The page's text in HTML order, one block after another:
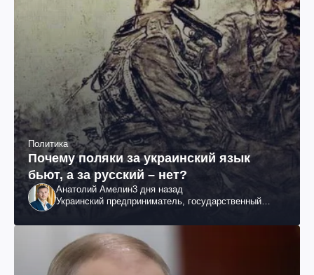
Политика
Почему поляки за украинский язык
бьют, а за русский – нет?
Анатолий Амелин3 дня назад
Украинский предприниматель, государственный